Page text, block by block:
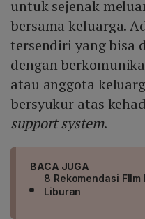
untuk sejenak
bersama keluarga.
tersendiri yang bisa
dengan
atau anggota
bersyukur atas
support system.
BACA JUGA
8 Rekomendasi
Liburan